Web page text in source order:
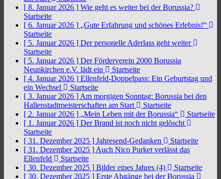
[ 8. Januar 2026 ] Wie geht es weiter bei der Borussia?
Startseite
[ 6. Januar 2026 ] „Gute Erfahrung und schönes Erlebnis!“
Startseite
[ 5. Januar 2026 ] Der personelle Aderlass geht weiter
Startseite
[ 5. Januar 2026 ] Der Förderverein 2000 Borussia
Neunkirchen e.V. lädt ein
Startseite
[ 4. Januar 2026 ] Ellenfeld-Doppelpass: Ein Geburtstag und
ein Wechsel
Startseite
[ 3. Januar 2026 ] Am morgigen Sonntag: Borussia bei den
Hallenstadtmeisterschaften am Start
Startseite
[ 2. Januar 2026 ] „Mein Leben mit der Borussia“
Startseite
[ 1. Januar 2026 ] Der Brand ist noch nicht gelöscht
Startseite
[ 31. Dezember 2025 ] Jahresend-Gedanken
Startseite
[ 31. Dezember 2025 ] Auch Nico Purket verlässt das
Ellenfeld
Startseite
[ 30. Dezember 2025 ] Bilder eines Jahres (4)
Startseite
[ 30. Dezember 2025 ] Erste Abgänge bei der Borussia